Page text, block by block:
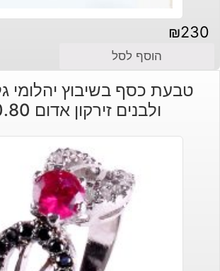
₪230
הוסף לסל
טבעת כסף בשיבוץ יהלומי
ולבנים זירקון אדום 0.80 קרט